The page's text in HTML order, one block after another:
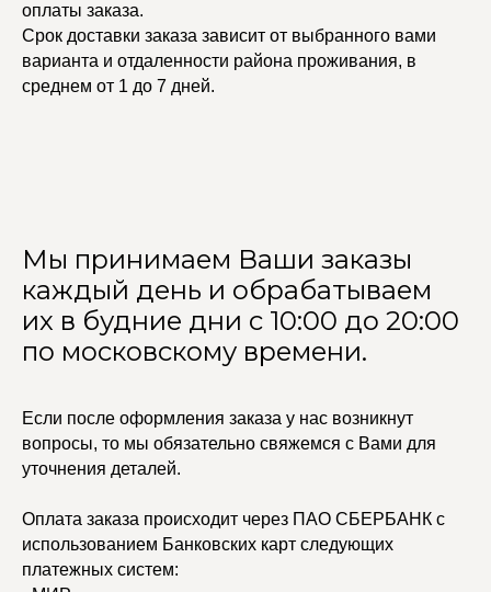
оплаты заказа.
Срок доставки заказа зависит от выбранного вами
варианта и отдаленности района проживания, в
среднем от 1 до 7 дней.
Мы принимаем Ваши заказы
каждый день и обрабатываем
их в будние дни с 10:00 до 20:00
по московскому времени.
Если после оформления заказа у нас возникнут
вопросы, то мы обязательно свяжемся с Вами для
уточнения деталей.
Оплата заказа происходит через ПАО СБЕРБАНК с
использованием Банковских карт следующих
платежных систем:
УЧАСТВУЙТЕ В НАШЕЙ
СИСТЕМЕ ЛОЯЛЬНОСТИ
Регистрация